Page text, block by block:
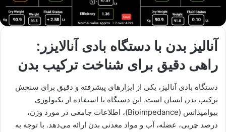
آنالیز بدن با دستگاه بادی آنالایزر:
راهی دقیق برای شناخت ترکیب بدن
دستگاه بادی آنالیز، یکی از ابزارهای پیشرفته و دقیق برای سنجش
ترکیب بدن انسان است. این دستگاه با استفاده از تکنولوژی
بیوامپدانس (Bioimpedance)، اطلاعات جامعی در مورد وزن،
درصد چربی، عضله، آب و مواد معدنی بدن ارائه می‌دهد. با توجه به